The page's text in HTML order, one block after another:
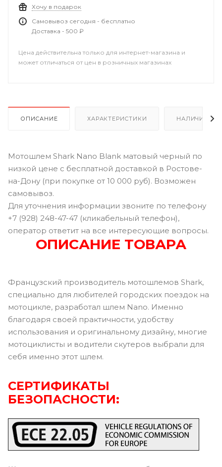
Хочу в подарок
Самовывоз сегодня - бесплатно
Доставка - 500 ₽
Цена действительна только для интернет-магазина и
может отличаться от цен в розничных магазинах
ОПИСАНИЕ ХАРАКТЕРИСТИКИ НАЛИЧИЕ В
Мотошлем Shark Nano Blank матовый черный по
низкой цене с бесплатной доставкой в Ростове-
на-Дону (при покупке от 10 000 руб). Возможен
самовывоз.
Для уточнения информации звоните по телефону
+7 (928) 248-47-47 (кликабельный телефон),
оператор ответит на все интересующие вопросы.
ОПИСАНИЕ ТОВАРА
Французский производитель мотошлемов Shark,
специально для любителей городских поездок на
мотоцикле, разработал шлем Nano. Именно
благодаря своей практичности, удобству
использования и оригинальному дизайну, многие
мотоциклисты и водители скутеров выбрали для
себя именно этот шлем.
СЕРТИФИКАТЫ
БЕЗОПАСНОСТИ: